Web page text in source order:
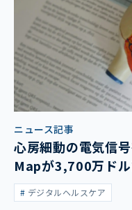
ニュース記事
心房細動の電気信
Mapが3,700万ド
デジタルヘルスケア